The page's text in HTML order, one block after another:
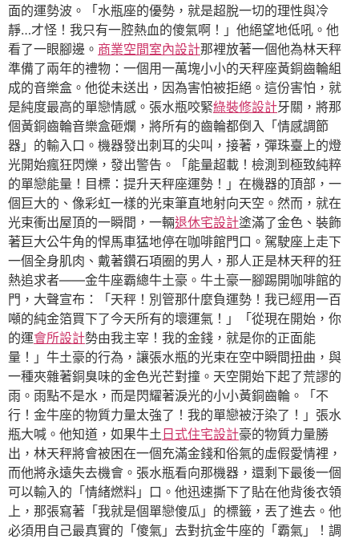
面的運勢波。「水瓶座的優勢，就是超脫一切的理性與冷
靜…才怪！我只有一腔熱血的傻氣啊！」他絕望地低吼。他
看了一眼腳邊。 商業空間室內設計那裡放著一個他為林天秤
準備了兩年的禮物：一個用一萬塊小小的天秤座黃銅齒輪組
成的音樂盒。他從未送出，因為害怕被拒絕。這份害怕，就
是純度最高的單戀情感。張水瓶咬緊綠裝修設計牙關，將那
個黃銅齒輪音樂盒砸爛，將所有的齒輪都倒入「情感調節
器」的輸入口。機器發出刺耳的尖叫，接著，彈珠臺上的燈
光開始瘋狂閃爍，發出警告。「能量超載！檢測到極致純粹
的單戀能量！目標：提升天秤座運勢！」在機器的頂部，一
個巨大的、像彩虹一樣的光束筆直地射向天空。然而，就在
光束衝出屋頂的一瞬間，一輛退休宅設計塗滿了金色、裝飾
著巨大公牛角的悍馬車猛地停在咖啡館門口。駕駛座上走下
一個全身肌肉、戴著鑽石項圈的男人，那人正是林天秤的狂
熱追求者——金牛座霸總牛土豪。牛土豪一腳踢開咖啡館的
門，大聲宣布：「天秤！別管那什麼負運勢！我已經用一百
噸的純金箔買下了今天所有的壞運氣！」「從現在開始，你
的運會所設計勢由我主宰！我的金錢，就是你的正面能
量！」牛土豪的行為，讓張水瓶的光束在空中瞬間扭曲，與
一種夾雜著銅臭味的金色光芒對撞。天空開始下起了荒謬的
雨。雨點不是水，而是閃耀著淚光的小小黃銅齒輪。「不
行！金牛座的物質力量太強了！我的單戀被汙染了！」張水
瓶大喊。他知道，如果牛土日式住宅設計豪的物質力量勝
出，林天秤將會被困在一個充滿金錢和俗氣的虛假愛情裡，
而他將永遠失去機會。張水瓶看向那機器，還剩下最後一個
可以輸入的「情緒燃料」口。他迅速撕下了貼在他背後衣領
上，那張寫著「我就是個單戀傻瓜」的標籤，丟了進去。他
必須用自己最真實的「傻氣」去對抗金牛座的「霸氣」！調